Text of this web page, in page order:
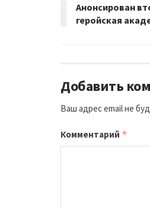
Анонсирован
геройская
Добавить
Ваш адрес email не
Комментарий *